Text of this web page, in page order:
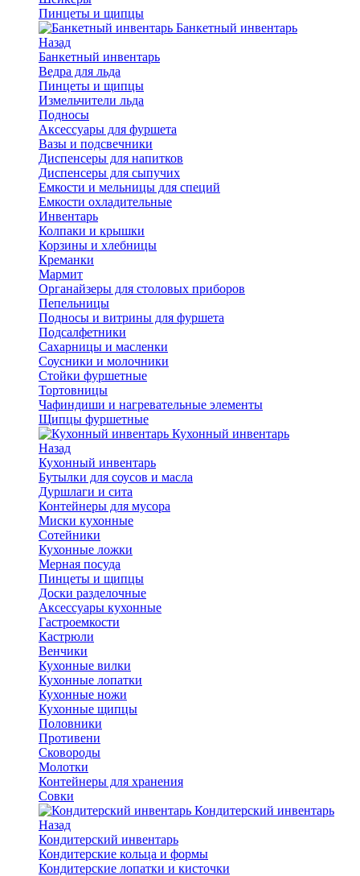
Пинцеты и щипцы
Банкетный инвентарь
Назад
Банкетный инвентарь
Ведра для льда
Пинцеты и щипцы
Измельчители льда
Подносы
Аксессуары для фуршета
Вазы и подсвечники
Диспенсеры для напитков
Диспенсеры для сыпучих
Емкости и мельницы для специй
Емкости охладительные
Инвентарь
Колпаки и крышки
Корзины и хлебницы
Креманки
Мармит
Органайзеры для столовых приборов
Пепельницы
Подносы и витрины для фуршета
Подсалфетники
Сахарницы и масленки
Соусники и молочники
Стойки фуршетные
Тортовницы
Чафиндиши и нагревательные элементы
Щипцы фуршетные
Кухонный инвентарь
Назад
Кухонный инвентарь
Бутылки для соусов и масла
Дуршлаги и сита
Контейнеры для мусора
Миски кухонные
Сотейники
Кухонные ложки
Мерная посуда
Пинцеты и щипцы
Доски разделочные
Аксессуары кухонные
Гастроемкости
Кастрюли
Венчики
Кухонные вилки
Кухонные лопатки
Кухонные ножи
Кухонные щипцы
Половники
Противени
Сковороды
Молотки
Контейнеры для хранения
Совки
Кондитерский инвентарь
Назад
Кондитерский инвентарь
Кондитерские кольца и формы
Кондитерские лопатки и кисточки